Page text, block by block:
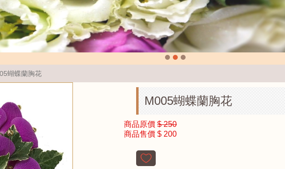
蝴蝶蘭胸花
M005蝴蝶蘭胸花
商品原價 $ 250
商品售價 $ 200